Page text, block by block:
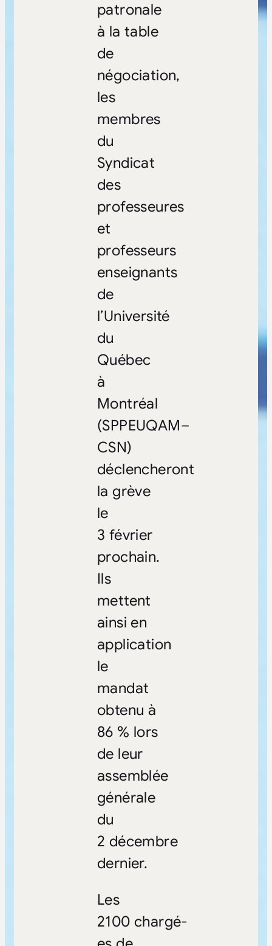
patronale
à la table
de
négociation,
les
membres
du
Syndicat
des
professeures
et
professeurs
enseignants
de
l’Université
du
Québec
à
Montréal
(SPPEUQAM–
CSN)
déclencheront
la grève
le
3 février
prochain.
Ils
mettent
ainsi en
application
le
mandat
obtenu à
86 % lors
de leur
assemblée
générale
du
2 décembre
dernier.
Les
2100 chargé-